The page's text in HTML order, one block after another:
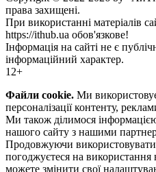
права захищені.
При використанні матеріалів
https://ithub.ua обов'язкове!
Інформація на сайті не є
інформаційний характер.
12+
Файли cookie. Ми
персоналізації контенту,
Ми також ділимося
нашого сайту з нашими
Продовжуючи
погоджуєтеся на
можете змінити свої